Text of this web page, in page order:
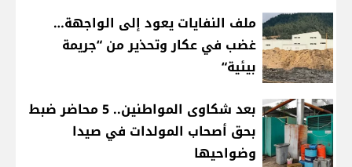
ملف النفايات يعود إلى الواجهة…
غضب في عكار وتحذير من “جريمة
بيئية“
بعد شكاوى المواطنين.. 5 محاضر ضبط
بحق أصحاب المولدات في صيدا
وضواحيها